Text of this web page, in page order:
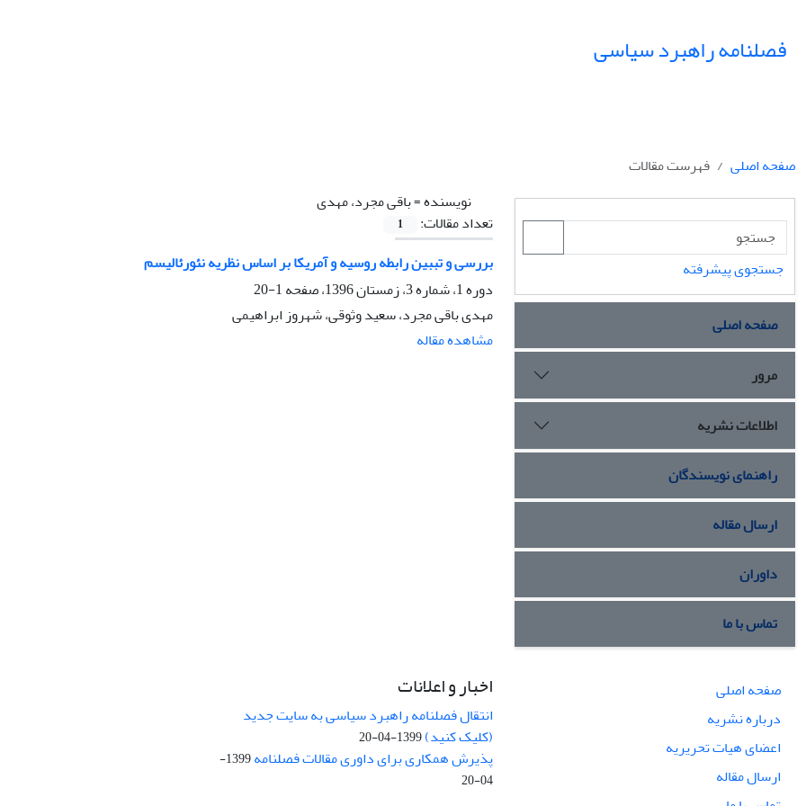
فصلنامه راهبرد سیاسی
صفحه اصلی
فهرست مقالات
نویسنده =باقی مجرد، مهدی
تعداد مقالات:
1
بررسی و تببین رابطه روسیه و آمریکا بر اساس نظریه نئورئالیسم
دوره 1، شماره 3، زمستان 1396، صفحه
1-20
مهدی باقی مجرد، سعید وثوقی، شهروز ابراهیمی
مشاهده مقاله
جستجوی پیشرفته
صفحه اصلی
مرور
اطلاعات نشریه
راهنمای نویسندگان
ارسال مقاله
داوران
تماس با ما
صفحه اصلی
درباره نشریه
اعضای هیات تحریریه
ارسال مقاله
اخبار و اعلانات
انتقال فصلنامه راهبرد سیاسی به سایت جدید
(کلیک کنید)1399-04-20
پذیرش همکاری برای داوری مقالات فصلنامه
1399-
04-20